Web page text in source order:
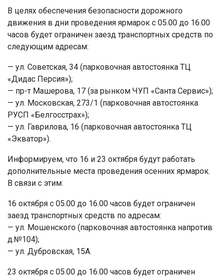
В целях обеспечения безопасности дорожного
движения в дни проведения ярмарок с 05.00 до 16.00
часов будет ограничен заезд транспортных средств по
следующим адресам:
— ул. Советская, 34 (парковочная автостоянка ТЦ
«Дидас Персия»);
— пр-т Машерова, 17 (за рынком ЧУП «Санта Сервис»);
— ул. Московская, 273/1 (парковочная автостоянка
РУСП «Белгосстрах»);
— ул. Гаврилова, 16 (парковочная автостоянка ТЦ
«Экватор»).
Информируем, что 16 и 23 октября будут работать
дополнительные места проведения осенних ярмарок.
В связи с этим:
16 октября с 05.00 до 16.00 часов будет ограничен
заезд транспортных средств по адресам:
— ул. Мошенского (парковочная автостоянка напротив
д.№104);
— ул. Дубровская, 15А.
23 октября с 05.00 до 16.00 часов будет ограничен